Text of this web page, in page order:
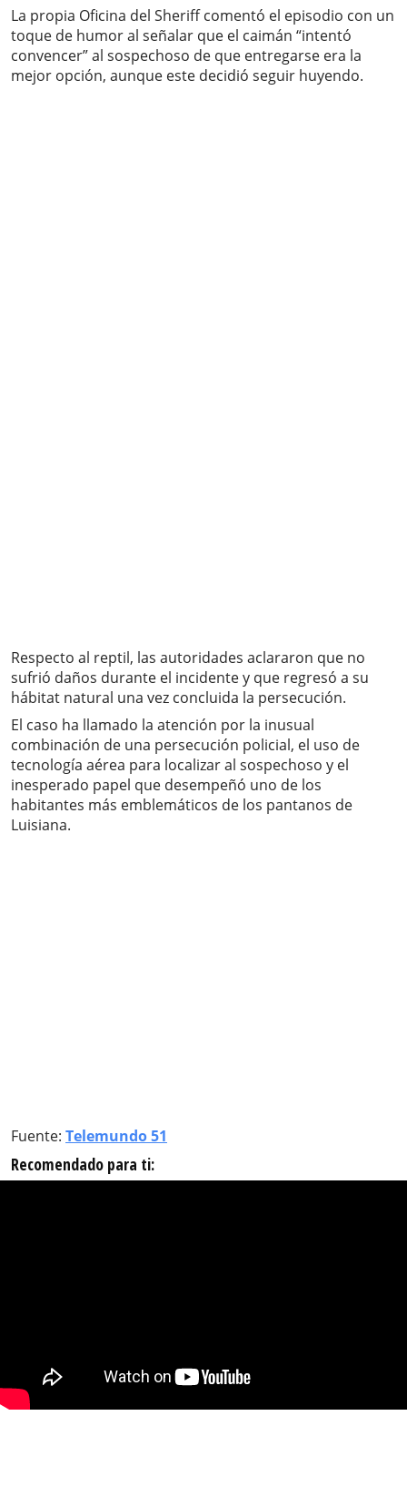
La propia Oficina del Sheriff comentó el episodio con un
toque de humor al señalar que el caimán “intentó
convencer” al sospechoso de que entregarse era la
mejor opción, aunque este decidió seguir huyendo.
Respecto al reptil, las autoridades aclararon que no
sufrió daños durante el incidente y que regresó a su
hábitat natural una vez concluida la persecución.
El caso ha llamado la atención por la inusual
combinación de una persecución policial, el uso de
tecnología aérea para localizar al sospechoso y el
inesperado papel que desempeñó uno de los
habitantes más emblemáticos de los pantanos de
Luisiana.
Fuente: Telemundo 51
Recomendado para ti: